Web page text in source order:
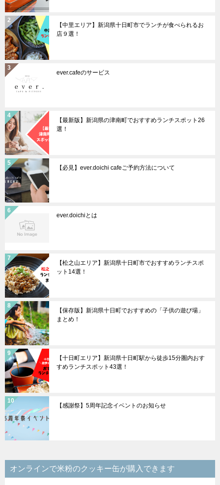
【中里エリア】新潟県十日町市でランチが食べられるお
店９選！
ever.cafeのサービス
【最新版】新潟県の津南町でおすすめランチスポット26
選！
【必見】ever.doichi cafeご予約方法について
ever.doichiとは
【松之山エリア】新潟県十日町市でおすすめランチスポ
ット14選！
【保存版】新潟県十日町でおすすめの「子供の遊び場」
まとめ！
【十日町エリア】新潟県十日町駅から徒歩15分圏内おす
すめランチスポット43選！
【感謝祭】5周年記念イベントのお知らせ
オンラインで米粉のクッキー缶が購入できます